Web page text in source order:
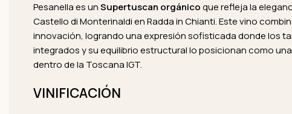
Pesanella es unSupertuscan orgánicoque refleja la
Castello di Monterinaldi en Radda in Chianti. Este vino
innovación, logrando una expresión sofisticada donde los
integrados y su equilibrio estructural lo posicionan como
dentro de la Toscana IGT.
VINIFICACIÓN